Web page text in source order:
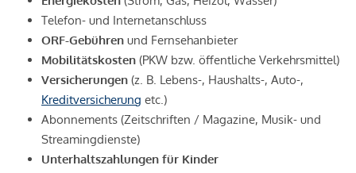
Telefon- und Internetanschluss
ORF-Gebühren und Fernsehanbieter
Mobilitätskosten (PKW bzw. öffentliche Verkehrsmittel)
Versicherungen (z. B. Lebens-, Haushalts-, Auto-,
Kreditversicherung etc.)
Abonnements (Zeitschriften / Magazine, Musik- und
Streamingdienste)
Unterhaltszahlungen für Kinder